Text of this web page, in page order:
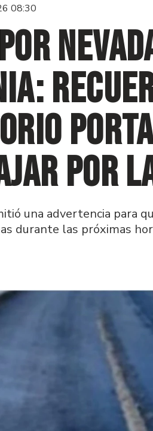
08:30
por
una advertencia para
durante las próximas